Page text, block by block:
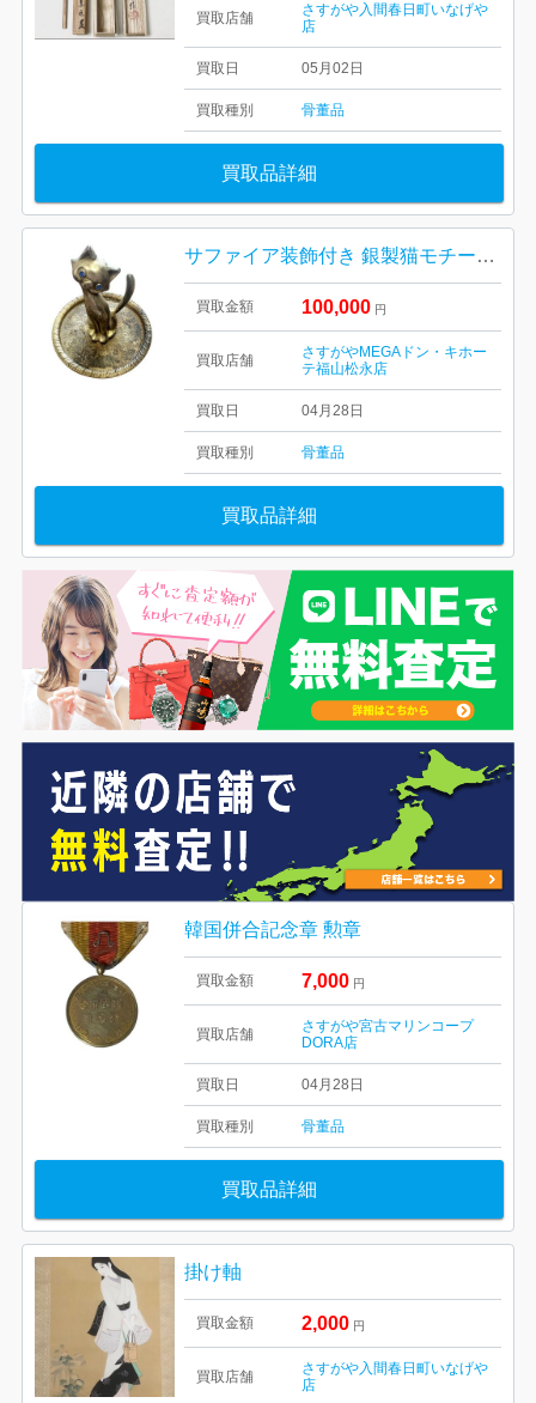
買取店舗
さすがや入間春日町いなげや
店
買取日 05月02日
買取種別 骨董品
買取品詳細
サファイア装飾付き 銀製猫モチーフ置物（アンティーク）
買取金額 100,000 円
買取店舗
さすがやMEGAドン・キホー
テ福山松永店
買取日 04月28日
買取種別 骨董品
買取品詳細
韓国併合記念章 勲章
買取金額 7,000 円
買取店舗
さすがや宮古マリンコープ
DORA店
買取日 04月28日
買取種別 骨董品
買取品詳細
掛け軸
買取金額 2,000 円
買取店舗
さすがや入間春日町いなげや
店